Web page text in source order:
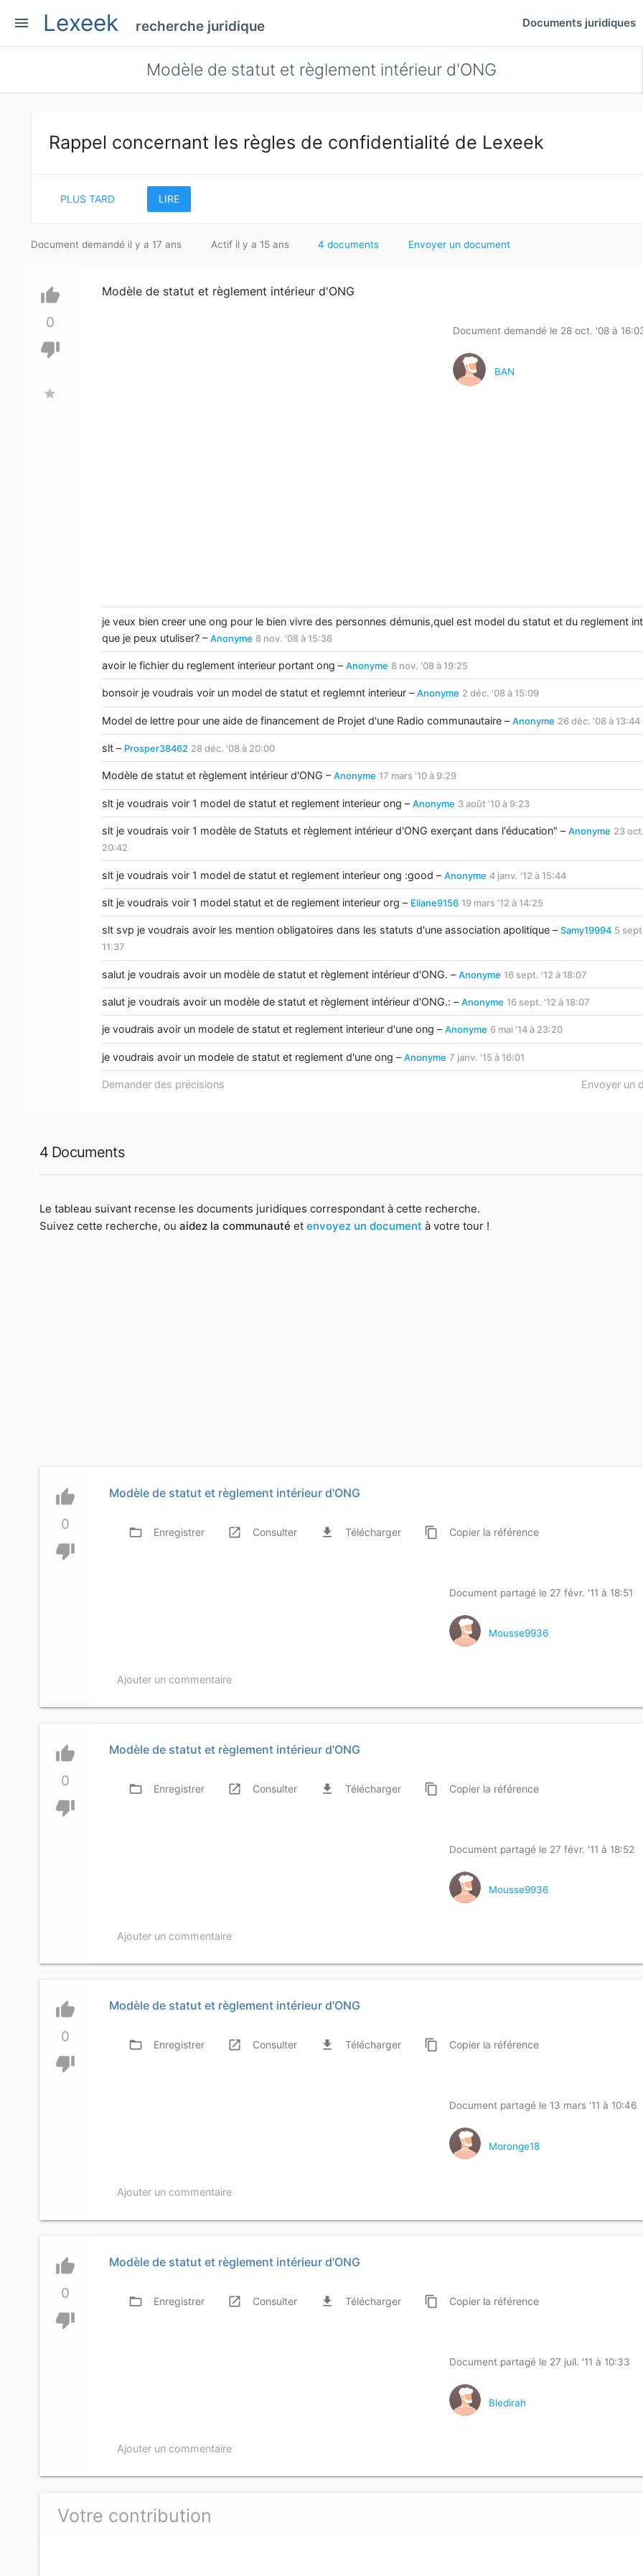
menu Lexeek recherche juridique Documents juridiques
Modèle de statut et règlement intérieur d'ONG
Rappel concernant les règles de confidentialité de Lexeek
PLUS TARD LIRE
Document demandé il y a 17 ans Actif il y a 15 ans 4 documents Envoyer un document
thumb_up
0
thumb_down
star
Modèle de statut et règlement intérieur d'ONG
Document demandé le 28 oct. '08 à
BAN
je veux bien creer une ong pour le bien vivre des personnes démunis,quel est model du statut et du reglement
que je peux utuliser? –Anonyme 8 nov. '08 à 15:36
avoir le fichier du reglement interieur portant ong –Anonyme 8 nov. '08 à 19:25
bonsoir je voudrais voir un model de statut et reglemnt interieur –Anonyme 2 déc. '08 à 15:09
Model de lettre pour une aide de financement de Projet d'une Radio communautaire –Anonyme 26 déc. '08 à 13:44
slt – Prosper38462 28 déc. '08 à 20:00
Modèle de statut et règlement intérieur d'ONG –Anonyme 17 mars '10 à 9:29
slt je voudrais voir 1 model de statut et reglement interieur ong –Anonyme 3 août '10 à 9:23
slt je voudrais voir 1 modèle de Statuts et règlement intérieur d'ONG exerçant dans l'éducation" –Anonyme 23
20:42
slt je voudrais voir 1 model de statut et reglement interieur ong :good –Anonyme 4 janv. '12 à 15:44
slt je voudrais voir 1 model statut et de reglement interieur org – Eliane9156 19 mars '12 à 14:25
slt svp je voudrais avoir les mention obligatoires dans les statuts d'une association apolitique –Samy19994 5
11:37
salut je voudrais avoir un modèle de statut et règlement intérieur d'ONG. –Anonyme 16 sept. '12 à 18:07
salut je voudrais avoir un modèle de statut et règlement intérieur d'ONG.: –Anonyme 16 sept. '12 à 18:07
je voudrais avoir un modele de statut et reglement interieur d'une ong –Anonyme 6 mai '14 à 23:20
je voudrais avoir un modele de statut et reglement d'une ong –Anonyme 7 janv. '15 à 16:01
Demander des précisions Envoyer un
4 Documents
Le tableau suivant recense les documents juridiques correspondant à cette recherche.
Suivez cette recherche, ou aidez la communauté et envoyez un document à votre tour !
thumb_up
0
thumb_down
Modèle de statut et règlement intérieur d'ONG
folder_open Enregistrer launch Consulter file_download Télécharger content_copy Copierla référence
Document partagé le 27 févr. '11 à 18:51
Mousse9936
Ajouter un commentaire
thumb_up
0
thumb_down
Modèle de statut et règlement intérieur d'ONG
folder_open Enregistrer launch Consulter file_download Télécharger content_copy Copierla référence
Document partagé le 27 févr. '11 à 18:52
Mousse9936
Ajouter un commentaire
thumb_up
0
thumb_down
Modèle de statut et règlement intérieur d'ONG
folder_open Enregistrer launch Consulter file_download Télécharger content_copy Copierla référence
Document partagé le 13 mars '11 à 10:46
Moronge18
Ajouter un commentaire
thumb_up
0
thumb_down
Modèle de statut et règlement intérieur d'ONG
folder_open Enregistrer launch Consulter file_download Télécharger content_copy Copierla référence
Document partagé le 27 juil. '11 à 10:33
Bledirah
Ajouter un commentaire
Votre contribution